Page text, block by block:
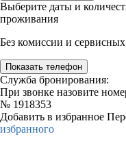
Выберите даты и
проживания
Без комиссии и
Показать телефон
Служба бронирования:
При звонке назовите
№ 1918353
Добавить в избранное
избранного